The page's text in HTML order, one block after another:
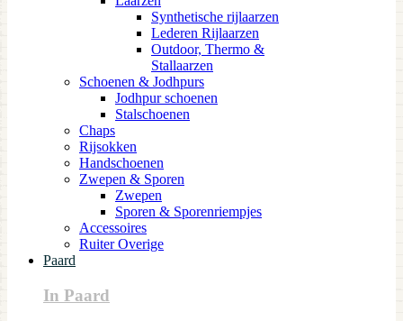
Synthetische rijlaarzen
Lederen Rijlaarzen
Outdoor, Thermo &
Stallaarzen
Schoenen & Jodhpurs
Jodhpur schoenen
Stalschoenen
Chaps
Rijsokken
Handschoenen
Zwepen & Sporen
Zwepen
Sporen & Sporenriempjes
Accessoires
Ruiter Overige
Paard
In Paard